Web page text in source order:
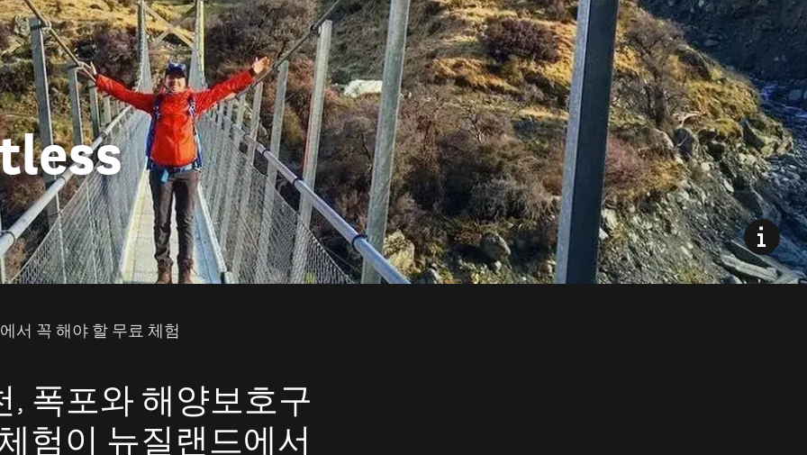
서 꼭 해야 할 무료 체험
폭포와 해양보호구
험이 뉴질랜드에서